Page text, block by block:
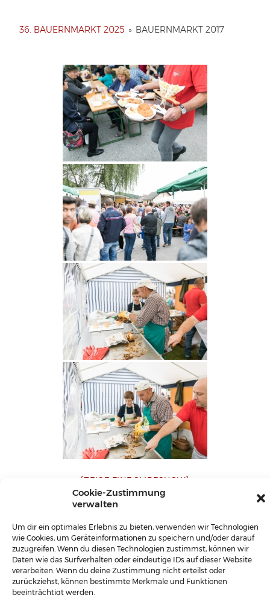
Cookie-Zustimmung
verwalten
Um dir ein optimales Erlebnis zu bieten, verwenden wir Technologien
wie Cookies, um Geräteinformationen zu speichern und/oder darauf
zuzugreifen. Wenn du diesen Technologien zustimmst, können wir
Daten wie das Surfverhalten oder eindeutige IDs auf dieser Website
verarbeiten. Wenn du deine Zustimmung nicht erteilst oder
zurückziehst, können bestimmte Merkmale und Funktionen
beeinträchtigt werden.
36. BAUERNMARKT 2025 » BAUERNMARKT 2017
[ZEIGE EINE SLIDESHOW]
◄ 1
Dorferneuerungsverein HARMANSCHLAG |
Harmanschlag 100 | 3971 St. Martin | Tel.: 0664 /